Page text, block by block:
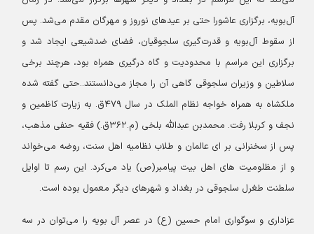
آل‌بویه، برگزاری عاشورا حتی بر عیدهای نوروز و مهرگان مقدم می‌شد. پس
از سقوط آل‌بویه و قدرت‌گیری سلجوقیان، فضای ضدشیعی ایجاد شد و
برگزاری این مراسم با محدودیت و گاه درگیری همراه بود، هرچند برخی
سلاطین و وزیران سلجوقی گاهی آن را مجاز می‌دانستند..حتی گفته شده
ملکشاه به همراه خواجه نظام الملک در سال ۴۷۹ق. به زیارت کاظمین و
نجف و کربلا رفت. محمدبن عبدالله بلخی (م.۳۶۲ق.) فقیه حنفی مذهب،
پس از سخنرانی بر ای عالمان و طلاب نظامیه اهل سنت، روضه می‌خواند
و از مظلومیت های اهل بیت پیامبر(ص) یاد می‌کرد. این رسم تا اوایل
سلطنت طغرل سلجوقی در بغداد و شهرهای دیگر معمول بوده است.
عزاداری و سوگواری امام حسین (ع) در عصر آل بویه را می‌توان در سه